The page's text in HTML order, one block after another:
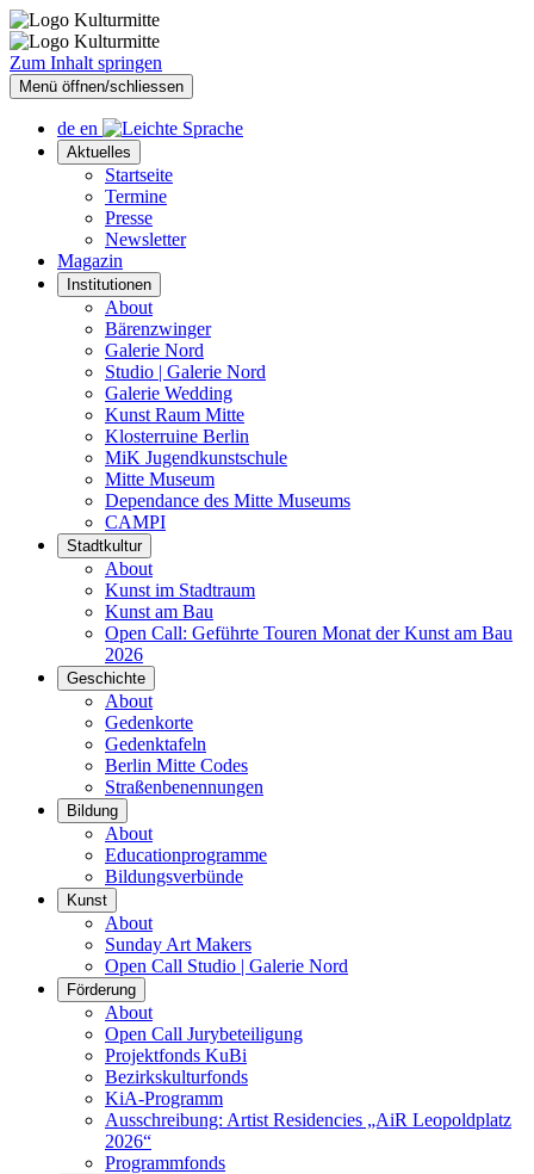
Zum Inhalt springen
Menü öffnen/schliessen
de en
Aktuelles
Startseite
Termine
Presse
Newsletter
Magazin
Institutionen
About
Bärenzwinger
Galerie Nord
Studio | Galerie Nord
Galerie Wedding
Kunst Raum Mitte
Klosterruine Berlin
MiK Jugendkunstschule
Mitte Museum
Dependance des Mitte Museums
CAMPI
Stadtkultur
About
Kunst im Stadtraum
Kunst am Bau
Open Call: Geführte Touren Monat der Kunst am Bau
2026
Geschichte
About
Gedenkorte
Gedenktafeln
Berlin Mitte Codes
Straßenbenennungen
Bildung
About
Educationprogramme
Bildungsverbünde
Kunst
About
Sunday Art Makers
Open Call Studio | Galerie Nord
Förderung
About
Open Call Jurybeteiligung
Projektfonds KuBi
Bezirkskulturfonds
KiA-Programm
Ausschreibung: Artist Residencies „AiR Leopoldplatz
2026“
Programmfonds